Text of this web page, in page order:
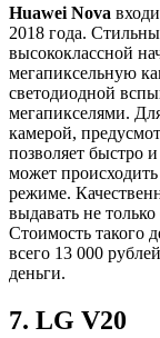
Huawei Nova
2018 года.
высококлассной
мегапиксельную
светодиодной
мегапикселями.
камерой,
позволяет быстро
может
режиме.
выдавать не
Стоимость такого
всего 13 000
деньги.
7. LG V20